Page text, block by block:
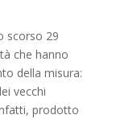
scorso 29
che hanno
della misura:
vecchi
prodotto